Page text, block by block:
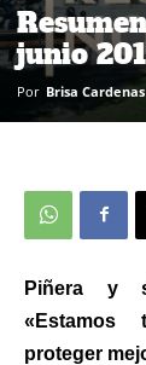
junio
Por Brisa Cardenas
Piñera y
«Estamos
proteger